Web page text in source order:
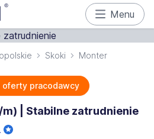
Menu
Skoki Monter
oferty pracodawcy
| Stabilne zatrudnienie